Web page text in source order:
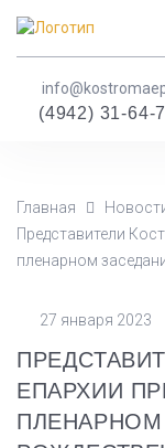
(4942) 31-64-
Главная
Представители
пленарном
27 января 2023
ЕПАРХИИ